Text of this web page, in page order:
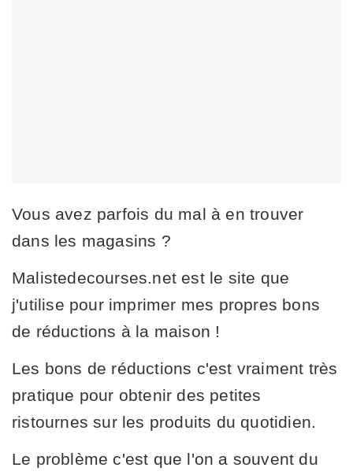
Vous avez parfois du mal à en trouver
dans les magasins ?
Malistedecourses.net est le site que
j'utilise pour imprimer mes propres bons
de réductions à la maison !
Les bons de réductions c'est vraiment très
pratique pour obtenir des petites
ristournes sur les produits du quotidien.
Le problème c'est que l'on a souvent du